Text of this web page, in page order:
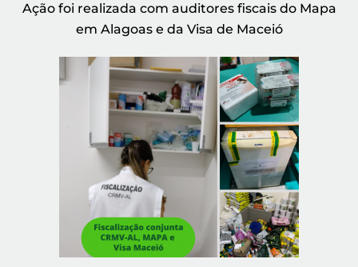
Ação foi realizada com auditores fiscais do Mapa
em Alagoas e da Visa de Maceió